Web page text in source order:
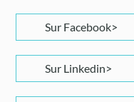
Sur Facebook
Sur Linkedin